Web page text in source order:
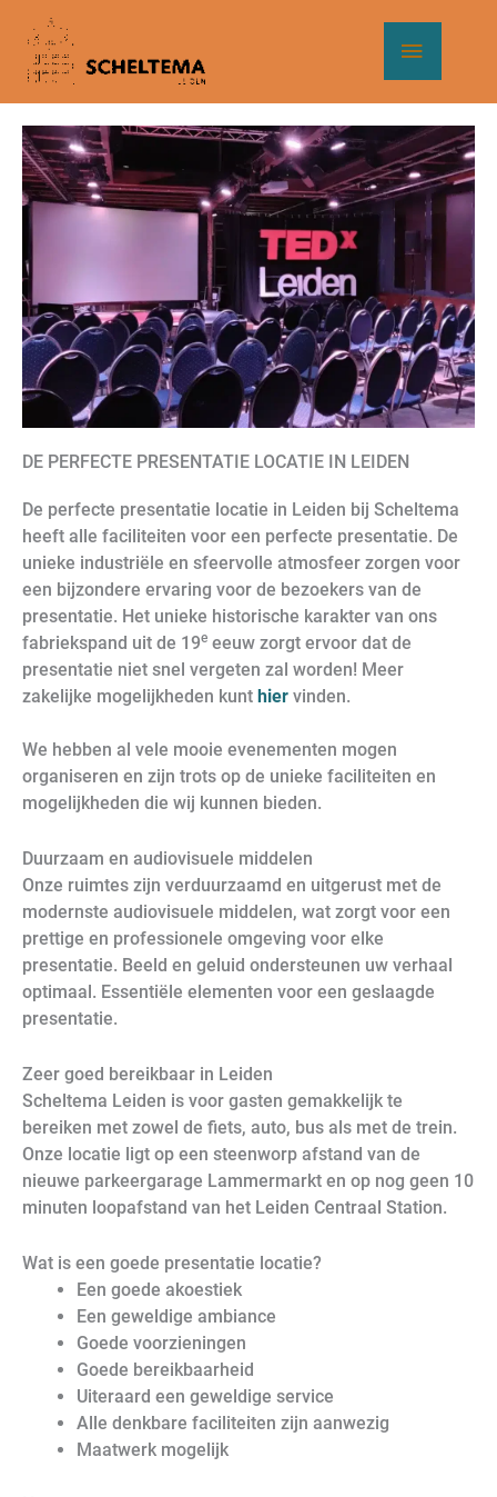
naar
DE PERFECTE PRESENTATIE LOCATIE IN LEIDEN
De perfecte presentatie locatie in Leiden bij Scheltema
heeft alle faciliteiten voor een perfecte presentatie. De
unieke industriële en sfeervolle atmosfeer zorgen voor
een bijzondere ervaring voor de bezoekers van de
presentatie. Het unieke historische karakter van ons
fabriekspand uit de 19e eeuw zorgt ervoor dat de
presentatie niet snel vergeten zal worden! Meer
zakelijke mogelijkheden kunt hier vinden.
We hebben al vele mooie evenementen mogen
organiseren en zijn trots op de unieke faciliteiten en
mogelijkheden die wij kunnen bieden.
Duurzaam en audiovisuele middelen
Onze ruimtes zijn verduurzaamd en uitgerust met de
modernste audiovisuele middelen, wat zorgt voor een
prettige en professionele omgeving voor elke
presentatie. Beeld en geluid ondersteunen uw verhaal
optimaal. Essentiële elementen voor een geslaagde
presentatie.
Zeer goed bereikbaar in Leiden
Scheltema Leiden is voor gasten gemakkelijk te
bereiken met zowel de fiets, auto, bus als met de trein.
Onze locatie ligt op een steenworp afstand van de
nieuwe parkeergarage Lammermarkt en op nog geen 10
minuten loopafstand van het Leiden Centraal Station.
Wat is een goede presentatie locatie?
Een goede akoestiek
Een geweldige ambiance
Goede voorzieningen
Goede bereikbaarheid
Uiteraard een geweldige service
Alle denkbare faciliteiten zijn aanwezig
Maatwerk mogelijk